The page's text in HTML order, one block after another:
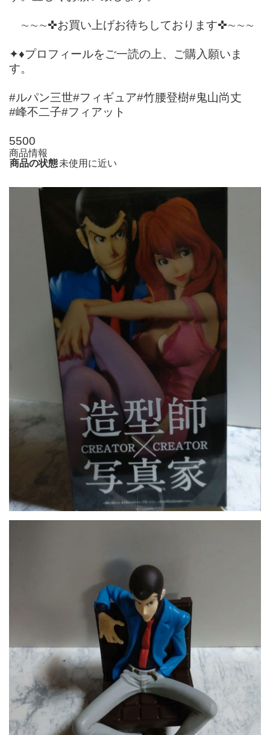
∼∼∼✜お買い上げお待ちしております✜∼∼∼
✦♦プロフィールをご一読の上、ご購入願いま
す。
#ルパン三世#フィギュア#竹腰登樹#鬼山尚丈
#峰不二子#フィアット
5500
商品情報
商品の状態未使用に近い